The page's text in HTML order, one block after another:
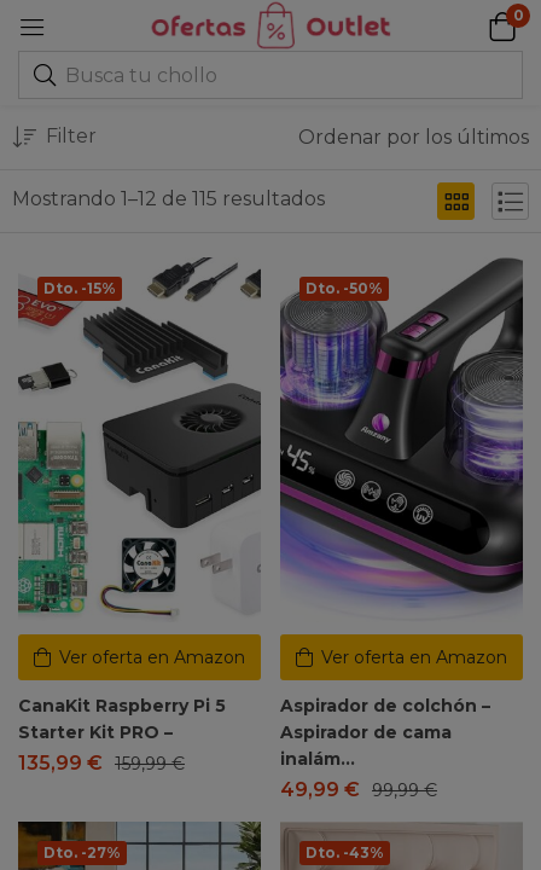
0
Mostrando 1–12 de 115 resultados
Filter Ordenar por los últimos
Ver oferta en Amazon
Dto. -15%
CanaKit Raspberry Pi 5
Starter Kit PRO –
135,99 € 159,99€
Ver oferta en Amazon
Dto. -50%
Aspirador de colchón –
Aspirador de cama
inalám…
49,99 € 99,99€
Dto. -27% Dto. -43%